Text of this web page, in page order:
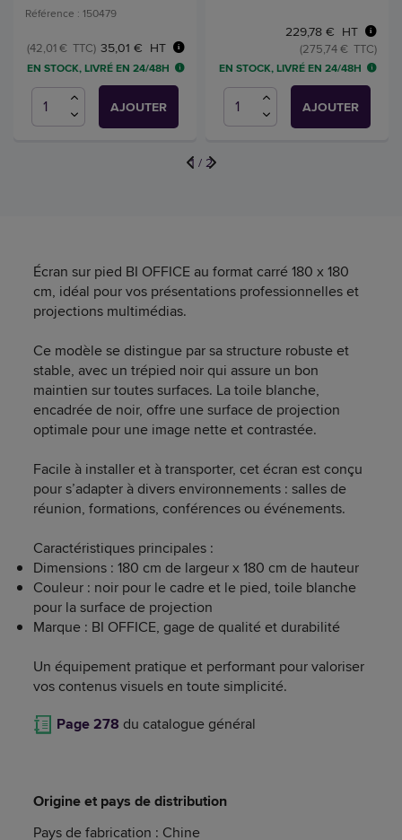
Référence : 150479
35,01 € HT
(42,01 € TTC)
EN STOCK, LIVRÉ EN 24/48H
AJOUTER
229,78 € HT
(275,74 € TTC)
EN STOCK, LIVRÉ EN 24/48H
AJOUTER
1 / 2
Écran sur pied BI OFFICE au format carré 180 x 180
cm, idéal pour vos présentations professionnelles et
projections multimédias.
Ce modèle se distingue par sa structure robuste et
stable, avec un trépied noir qui assure un bon
maintien sur toutes surfaces. La toile blanche,
encadrée de noir, offre une surface de projection
optimale pour une image nette et contrastée.
Facile à installer et à transporter, cet écran est conçu
pour s’adapter à divers environnements : salles de
réunion, formations, conférences ou événements.
Caractéristiques principales :
Dimensions : 180 cm de largeur x 180 cm de hauteur
Couleur : noir pour le cadre et le pied, toile blanche
pour la surface de projection
Marque : BI OFFICE, gage de qualité et durabilité
Un équipement pratique et performant pour valoriser
vos contenus visuels en toute simplicité.
Page 278 du catalogue général
Origine et pays de distribution
Pays de fabrication : Chine